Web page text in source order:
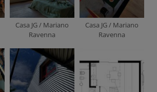
Casa JG / Mariano
Ravenna
Casa JG / Mariano
Ravenna